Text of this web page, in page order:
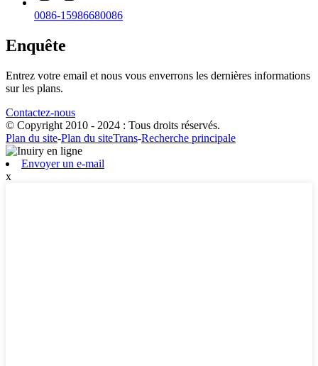
0086-15986680086
Enquête
Entrez votre email et nous vous enverrons les dernières informations
sur les plans.
Contactez-nous
© Copyright 2010 - 2024 : Tous droits réservés.
Plan du site-Plan du siteTrans-Recherche principale
Envoyer un e-mail
x